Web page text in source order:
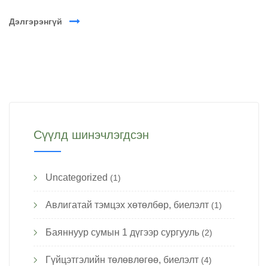
Дэлгэрэнгүй
Сүүлд шинэчлэгдсэн
Uncategorized (1)
Авлигатай тэмцэх хөтөлбөр, биелэлт (1)
Баяннуур сумын 1 дүгээр сургууль (2)
Гүйцэтгэлийн төлөвлөгөө, биелэлт (4)